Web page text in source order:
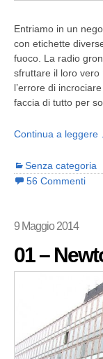
Entriamo in un
con etichette
fuoco. La radio
sfruttare il loro vero
l’errore di
faccia di tutto per
Continua a leggere
Senza categoria
56 Commenti
9 Maggio 2014
01 –